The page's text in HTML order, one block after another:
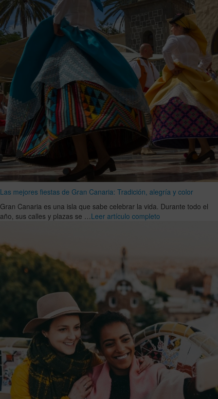
Las mejores fiestas de Gran Canaria: Tradición, alegría y color
Gran Canaria es una isla que sabe celebrar la vida. Durante todo el
año, sus calles y plazas se …Leer artículo completo